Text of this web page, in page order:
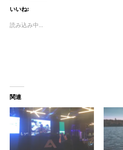
いいね:
読み込み中...
関連